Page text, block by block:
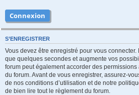
S’ENREGISTRER
Vous devez être enregistré pour vous connecter.
que quelques secondes et augmente vos
forum peut également accorder des
du forum. Avant de vous enregistrer, assurez-
de nos conditions d’utilisation et de notre
de bien lire tout le règlement du forum.